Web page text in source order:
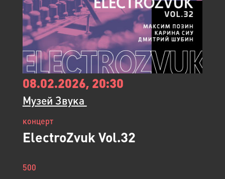
08.02.2026, 20:30
Музей Звука ​
концерт
ElectroZvuk Vol.32
500